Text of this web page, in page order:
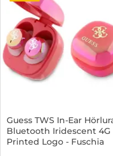
Guess TWS In-Ear
Bluetooth Iridescent 4G
Printed Logo - Fuschia